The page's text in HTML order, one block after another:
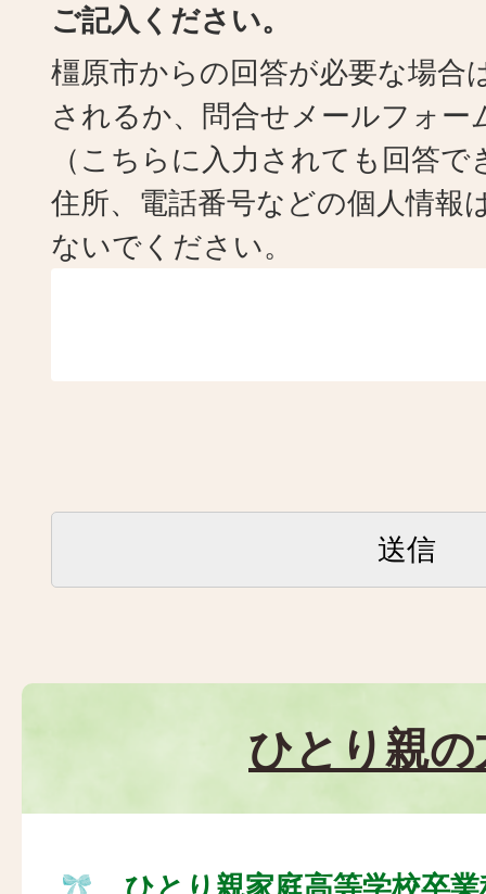
ご記入ください。
橿原市からの回答が必要な場合
されるか、問合せメールフォー
（こちらに入力されても回答
住所、電話番号などの個人情報
ないでください。
ひとり親
ひとり親家庭高等学校卒